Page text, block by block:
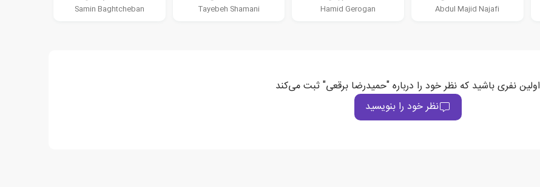
Abdul Majid Najafi
Hamid Gerogan
Tayebeh Shamani
Samin Baghtcheban
اولین نفری باشید که نظر خود را درباره "حمیدرضا برقعی" ثبت می‌کند
نظر خود را بنویسید